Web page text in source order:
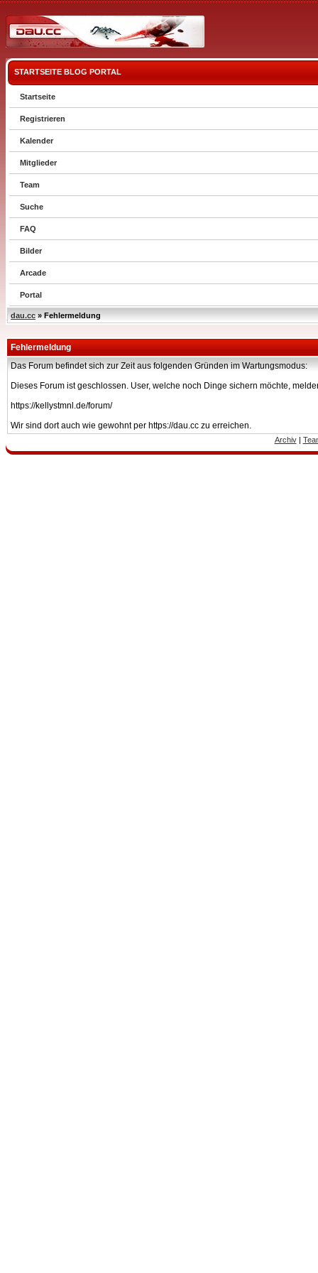
STARTSEITE BLOG PORTAL
Startseite
Registrieren
Kalender
Mitglieder
Team
Suche
FAQ
Bilder
Arcade
Portal
dau.cc » Fehlermeldung
Fehlermeldung
Das Forum befindet sich zur Zeit aus folgenden Gründen im Wartungsmodus:
Dieses Forum ist geschlossen. User, welche noch Dinge sichern möchte,
https://kellystmnl.de/forum/
Wir sind dort auch wie gewohnt per https://dau.cc zu erreichen.
Archiv|